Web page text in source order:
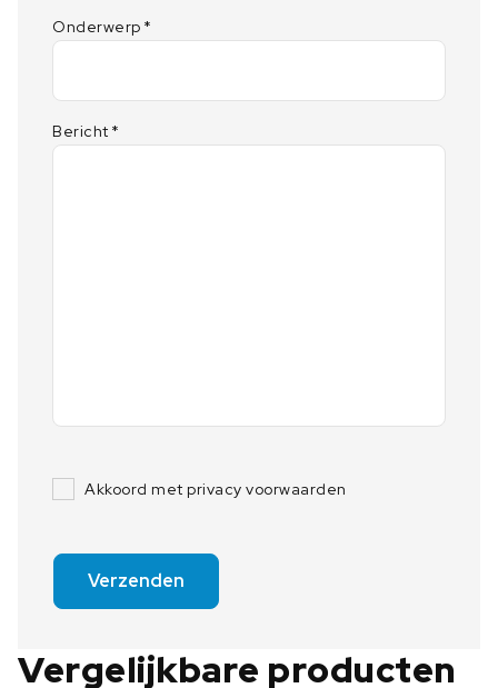
Onderwerp *
Bericht *
Akkoord met privacy voorwaarden
Verzenden
Vergelijkbare producten